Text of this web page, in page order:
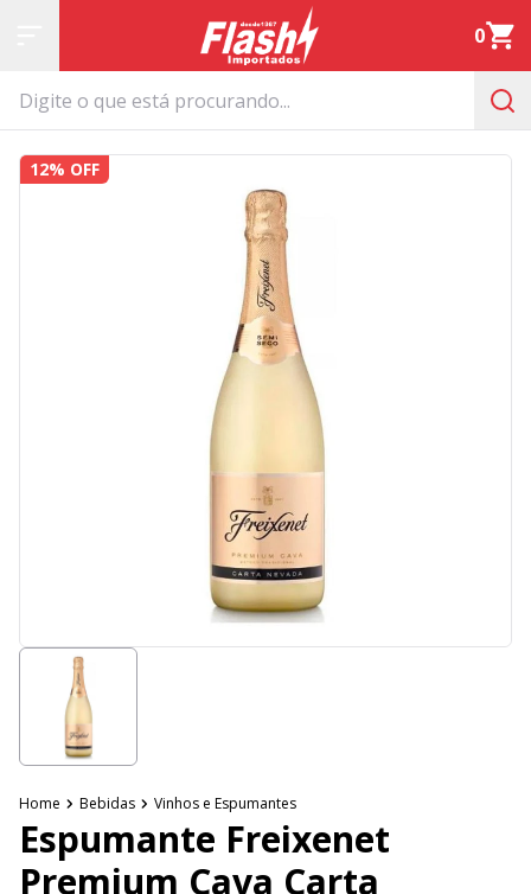
0
12% OFF
Home Bebidas Vinhos e Espumantes
Espumante Freixenet
Premium Cava Carta